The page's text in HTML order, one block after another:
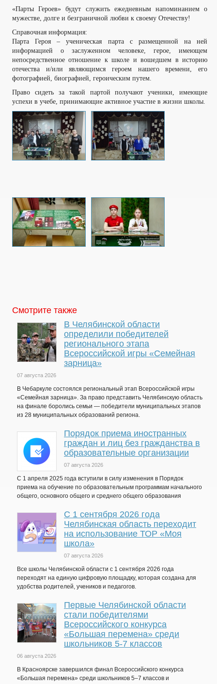
«Парты Героев» будут служить ежедневным напоминанием о
мужестве, долге и безграничной любви к своему Отечеству!
Справочная информация:
Парта Героя – ученическая парта с размещенной на ней
информацией о заслуженном человеке, герое, имеющем
непосредственное отношение к школе и вошедшем в историю
отечества и/или являющимся героем нашего времени, его
фотографией, биографией, героическим путем.
Право сидеть за такой партой получают ученики, имеющие
успехи в учебе, принимающие активное участие в жизни школы.
Смотрите также
В Челябинской области
определили победителей
регионального этапа
Всероссийской игры «Семейная
зарница»
07 августа 2026
В Чебаркуле состоялся региональный этап Всероссийской игры
«Семейная зарница». За право представить Челябинскую область
на финале боролись семьи — победители муниципальных этапов
из 28 муниципальных образований региона.
Порядок приема иностранных
граждан и лиц без гражданства в
образовательные организации
07 августа 2026
С 1 апреля 2025 года вступили в силу изменения в Порядок
приема на обучение по образовательным программам начального
общего, основного общего и среднего общего образования
С 1 сентября 2026 года
Челябинская область переходит
на использование ТОР «Моя
школа»
07 августа 2026
Все школы Челябинской области с 1 сентября 2026 года
переходят на единую цифровую площадку, которая создана для
удобства родителей, учеников и педагогов.
Первые Челябинской области
стали победителями
Всероссийского конкурса
«Большая перемена» среди
школьников 5-7 классов
06 августа 2026
В Красноярске завершился финал Всероссийского конкурса
«Большая перемена» среди школьников 5–7 классов и